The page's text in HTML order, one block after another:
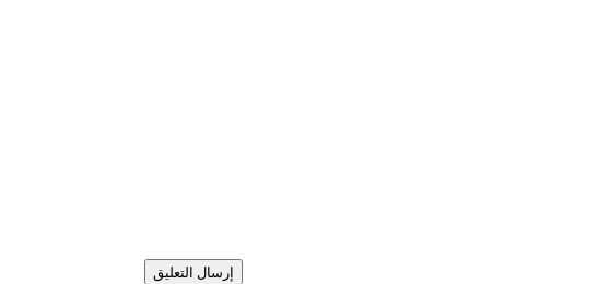
إرسال التعليق